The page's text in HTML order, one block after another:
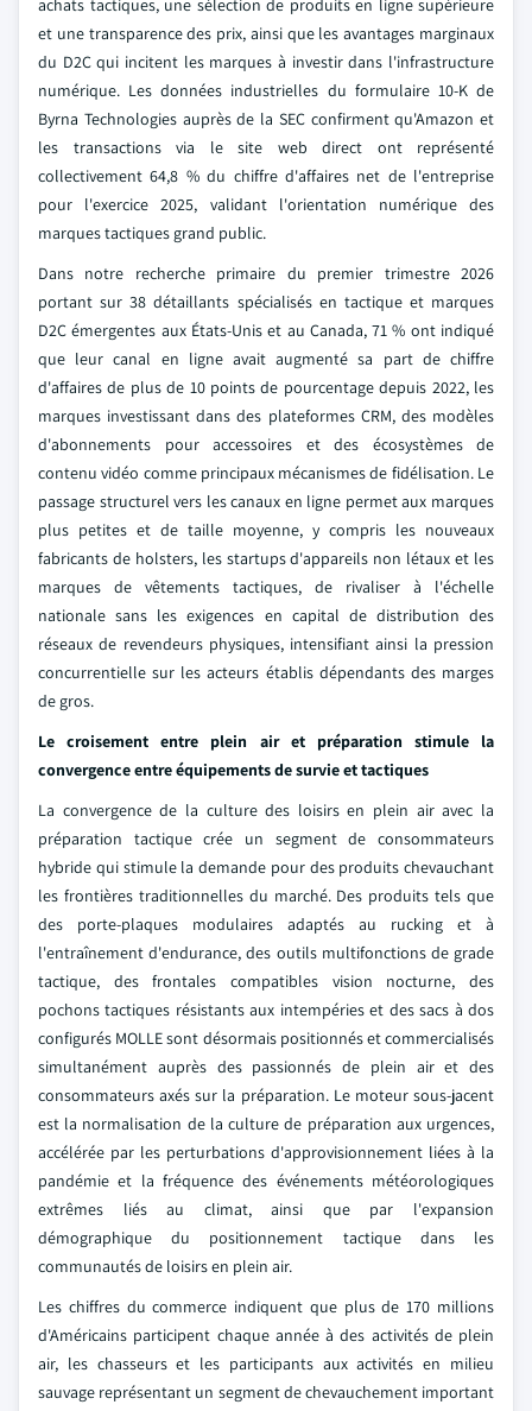
achats tactiques, une sélection de produits en ligne supérieure
et une transparence des prix, ainsi que les avantages marginaux
du D2C qui incitent les marques à investir dans l'infrastructure
numérique. Les données industrielles du formulaire 10-K de
Byrna Technologies auprès de la SEC confirment qu'Amazon et
les transactions via le site web direct ont représenté
collectivement 64,8 % du chiffre d'affaires net de l'entreprise
pour l'exercice 2025, validant l'orientation numérique des
marques tactiques grand public.
Dans notre recherche primaire du premier trimestre 2026
portant sur 38 détaillants spécialisés en tactique et marques
D2C émergentes aux États-Unis et au Canada, 71 % ont indiqué
que leur canal en ligne avait augmenté sa part de chiffre
d'affaires de plus de 10 points de pourcentage depuis 2022, les
marques investissant dans des plateformes CRM, des modèles
d'abonnements pour accessoires et des écosystèmes de
contenu vidéo comme principaux mécanismes de fidélisation. Le
passage structurel vers les canaux en ligne permet aux marques
plus petites et de taille moyenne, y compris les nouveaux
fabricants de holsters, les startups d'appareils non létaux et les
marques de vêtements tactiques, de rivaliser à l'échelle
nationale sans les exigences en capital de distribution des
réseaux de revendeurs physiques, intensifiant ainsi la pression
concurrentielle sur les acteurs établis dépendants des marges
de gros.
Le croisement entre plein air et préparation stimule la
convergence entre équipements de survie et tactiques
La convergence de la culture des loisirs en plein air avec la
préparation tactique crée un segment de consommateurs
hybride qui stimule la demande pour des produits chevauchant
les frontières traditionnelles du marché. Des produits tels que
des porte-plaques modulaires adaptés au rucking et à
l'entraînement d'endurance, des outils multifonctions de grade
tactique, des frontales compatibles vision nocturne, des
pochons tactiques résistants aux intempéries et des sacs à dos
configurés MOLLE sont désormais positionnés et commercialisés
simultanément auprès des passionnés de plein air et des
consommateurs axés sur la préparation. Le moteur sous-jacent
est la normalisation de la culture de préparation aux urgences,
accélérée par les perturbations d'approvisionnement liées à la
pandémie et la fréquence des événements météorologiques
extrêmes liés au climat, ainsi que par l'expansion
démographique du positionnement tactique dans les
communautés de loisirs en plein air.
Les chiffres du commerce indiquent que plus de 170 millions
d'Américains participent chaque année à des activités de plein
air, les chasseurs et les participants aux activités en milieu
sauvage représentant un segment de chevauchement important